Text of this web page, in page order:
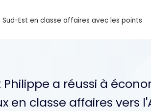
Sud-Est en classe affaires avec les points
a réussi à
en classe affaires vers